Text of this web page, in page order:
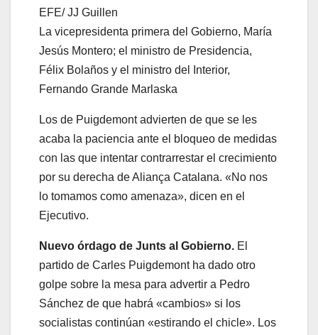
La vicepresidenta primera del Gobierno, María
Jesús Montero; el ministro de Presidencia,
Félix Bolaños y el ministro del Interior,
Fernando Grande Marlaska
Los de Puigdemont advierten de que se les
acaba la paciencia ante el bloqueo de medidas
con las que intentar contrarrestar el crecimiento
por su derecha de Aliança Catalana. «No nos
lo tomamos como amenaza», dicen en el
Ejecutivo.
Nuevo órdago de Junts al Gobierno. El
partido de Carles Puigdemont ha dado otro
golpe sobre la mesa para advertir a Pedro
Sánchez de que habrá «cambios» si los
socialistas continúan «estirando el chicle». Los